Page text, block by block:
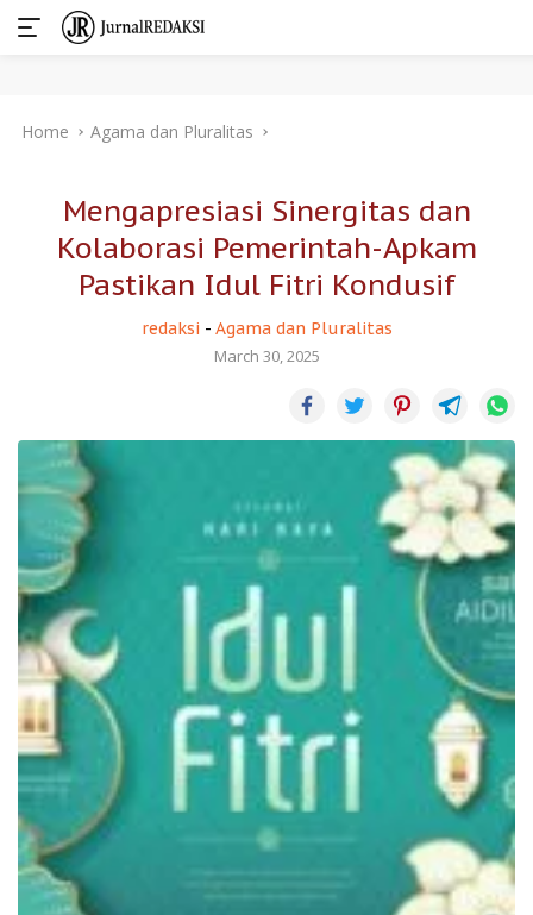
Home Agama dan Pluralitas
Mengapresiasi Sinergitas dan
Kolaborasi Pemerintah-Apkam
Pastikan Idul Fitri Kondusif
redaksi - Agama dan Pluralitas
March 30, 2025